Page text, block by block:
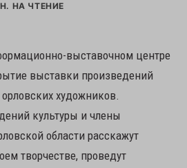
НА ЧТЕНИЕ
выставочном центре
выставки произведений
художников.
культуры и члены
области расскажут
творчестве, проведут